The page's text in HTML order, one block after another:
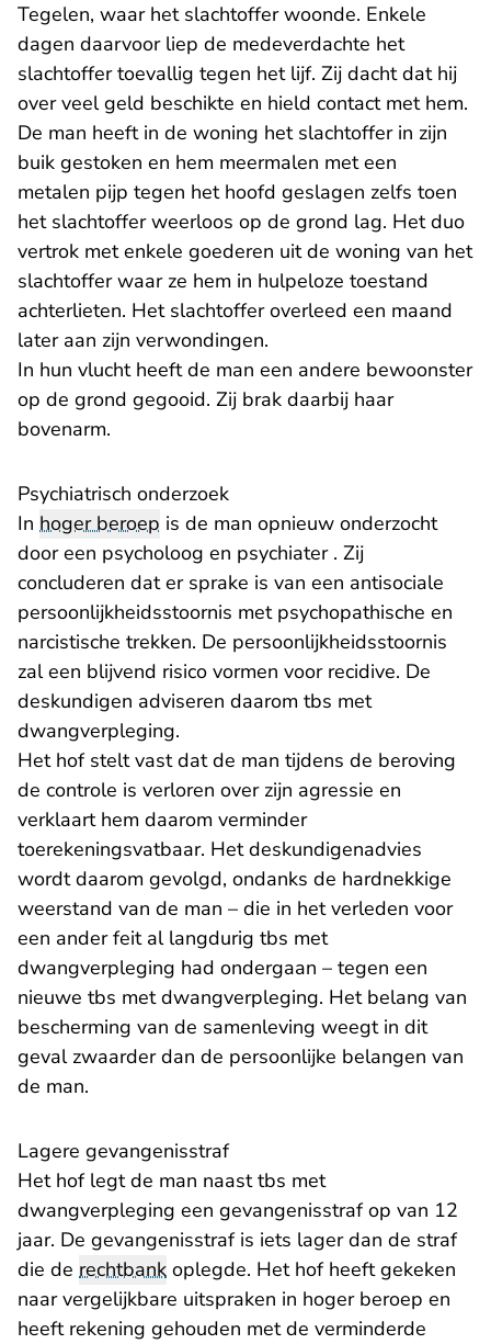
Tegelen, waar het slachtoffer woonde. Enkele
dagen daarvoor liep de medeverdachte het
slachtoffer toevallig tegen het lijf. Zij dacht dat hij
over veel geld beschikte en hield contact met hem.
De man heeft in de woning het slachtoffer in zijn
buik gestoken en hem meermalen met een
metalen pijp tegen het hoofd geslagen zelfs toen
het slachtoffer weerloos op de grond lag. Het duo
vertrok met enkele goederen uit de woning van het
slachtoffer waar ze hem in hulpeloze toestand
achterlieten. Het slachtoffer overleed een maand
later aan zijn verwondingen.
In hun vlucht heeft de man een andere bewoonster
op de grond gegooid. Zij brak daarbij haar
bovenarm.
Psychiatrisch onderzoek
In hoger beroep is de man opnieuw onderzocht
door een psycholoog en psychiater . Zij
concluderen dat er sprake is van een antisociale
persoonlijkheidsstoornis met psychopathische en
narcistische trekken. De persoonlijkheidsstoornis
zal een blijvend risico vormen voor recidive. De
deskundigen adviseren daarom tbs met
dwangverpleging.
Het hof stelt vast dat de man tijdens de beroving
de controle is verloren over zijn agressie en
verklaart hem daarom verminder
toerekeningsvatbaar. Het deskundigenadvies
wordt daarom gevolgd, ondanks de hardnekkige
weerstand van de man – die in het verleden voor
een ander feit al langdurig tbs met
dwangverpleging had ondergaan – tegen een
nieuwe tbs met dwangverpleging. Het belang van
bescherming van de samenleving weegt in dit
geval zwaarder dan de persoonlijke belangen van
de man.
Lagere gevangenisstraf
Het hof legt de man naast tbs met
dwangverpleging een gevangenisstraf op van 12
jaar. De gevangenisstraf is iets lager dan de straf
die de rechtbank oplegde. Het hof heeft gekeken
naar vergelijkbare uitspraken in hoger beroep en
heeft rekening gehouden met de verminderde